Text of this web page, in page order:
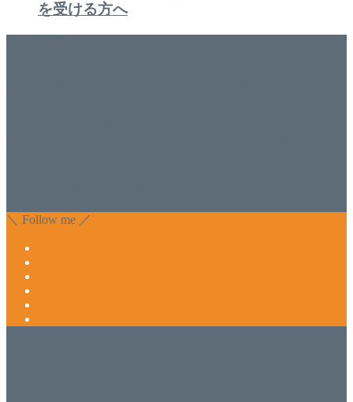
を受ける方へ
＼ Follow me ／